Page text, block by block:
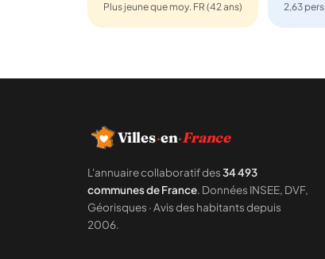
Plus jeune que moy. FR (42 ans) 2,63
Villes·en·France
L'annuaire collaboratif des34 493
communes de France. Données INSEE, DVF,
Géorisques · Avis des habitants depuis
2006.